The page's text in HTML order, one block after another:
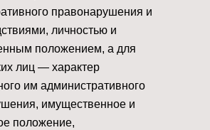
правонарушения и
личностью и
положением, а для
лиц — характер
им административного
имущественное и
положение,